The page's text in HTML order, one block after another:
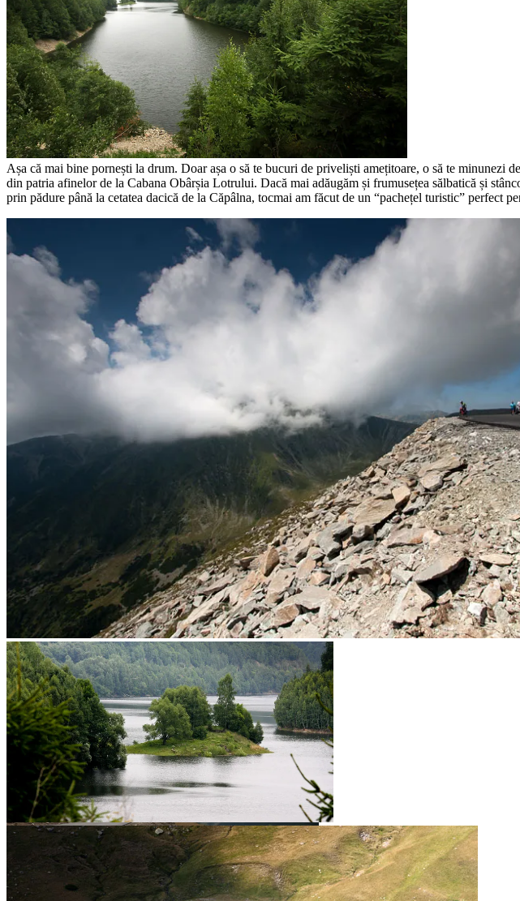
Așa că mai bine pornești la drum. Doar așa o să te bucuri de priveliști amețitoare, o să te minunezi
din patria afinelor de la Cabana Obârșia Lotrului. Dacă mai adăugăm și frumusețea sălbatică și
prin pădure până la cetatea dacică de la Căpâlna, tocmai am făcut de un “pachețel turistic” perfect